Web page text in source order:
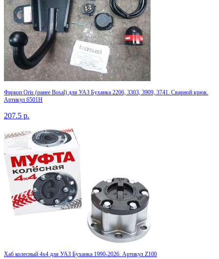
Фаркоп Oris (ранее Bosal) для УАЗ Буханка 2206, 3303, 3909, 3741. Сварной крюк.
Артикул 6501H
207.5 р.
Хаб колесный 4x4 для УАЗ Буханка 1990-2026. Артикул Z100